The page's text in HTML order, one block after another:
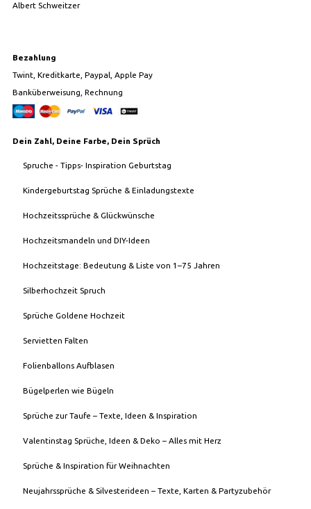
Albert Schweitzer
Bezahlung
Twint, Kreditkarte, Paypal, Apple Pay
Banküberweisung, Rechnung
Dein Zahl, Deine Farbe, Dein Sprüch
Spruche - Tipps- Inspiration Geburtstag
Kindergeburtstag Sprüche & Einladungstexte
Hochzeitssprüche & Glückwünsche
Hochzeitsmandeln und DIY-Ideen
Hochzeitstage: Bedeutung & Liste von 1–75 Jahren
Silberhochzeit Spruch
Sprüche Goldene Hochzeit
Servietten Falten
Folienballons Aufblasen
Bügelperlen wie Bügeln
Sprüche zur Taufe – Texte, Ideen & Inspiration
Valentinstag Sprüche, Ideen & Deko – Alles mit Herz
Sprüche & Inspiration für Weihnachten
Neujahrssprüche & Silvesterideen – Texte, Karten & Partyzubehör